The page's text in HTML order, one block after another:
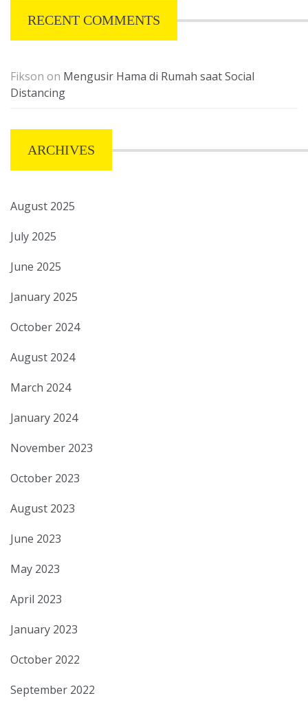
RECENT COMMENTS
Fikson on Mengusir Hama di Rumah saat Social
Distancing
ARCHIVES
August 2025
July 2025
June 2025
January 2025
October 2024
August 2024
March 2024
January 2024
November 2023
October 2023
August 2023
June 2023
May 2023
April 2023
January 2023
October 2022
September 2022